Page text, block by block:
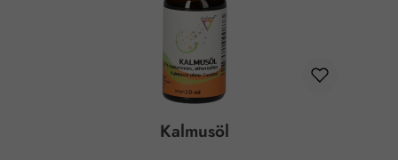
Kalmusöl